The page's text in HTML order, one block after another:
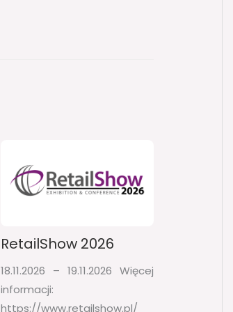
RetailShow 2026​
18.11.2026 – 19.11.2026​ Więcej
informacji:
https://www.retailshow.pl/